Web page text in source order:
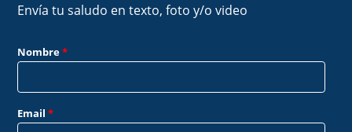
Envía tu saludo en texto, foto y/o video
Nombre*
Email*